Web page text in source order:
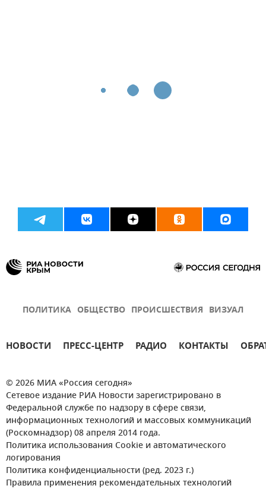
ПОЛИТИКА ОБЩЕСТВО ПРОИСШЕСТВИЯ ВИЗУАЛ
НОВОСТИ ПРЕСС-ЦЕНТР РАДИО КОНТАКТЫ
© 2026 МИА «Россия сегодня»
Сетевое издание РИА Новости зарегистрировано в
Федеральной службе по надзору в сфере связи,
информационных технологий и массовых коммуникаций
(Роскомнадзор) 08 апреля 2014 года.
Политика использования Cookie и автоматического
логирования
Политика конфиденциальности (ред. 2023 г.)
Правила применения рекомендательных технологий